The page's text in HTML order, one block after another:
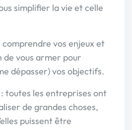
simplifier la vie et celle
vos enjeux et
vous armer pour
dépasser) vos objectifs.
toutes les entreprises ont
de grandes choses,
puissent être